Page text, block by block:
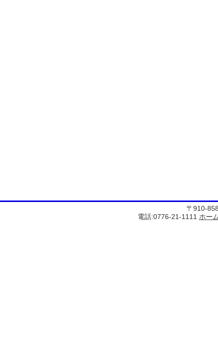
〒910-
電話:0776-21-1111 ホー